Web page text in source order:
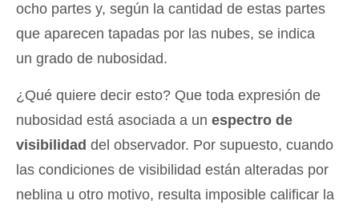
ocho partes y, según la cantidad de estas partes
que aparecen tapadas por las nubes, se indica
un grado de nubosidad.
¿Qué quiere decir esto? Que toda expresión de
nubosidad está asociada a un espectro de
visibilidad del observador. Por supuesto, cuando
las condiciones de visibilidad están alteradas por
neblina u otro motivo, resulta imposible calificar la